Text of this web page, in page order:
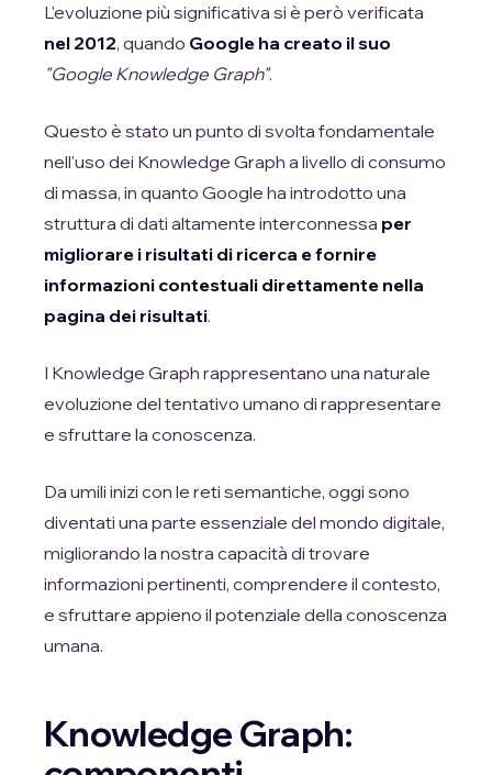
L'evoluzione più significativa si è però verificata
nel 2012, quando Google ha creato il suo
"Google Knowledge Graph".
Questo è stato un punto di svolta fondamentale
nell'uso dei Knowledge Graph a livello di consumo
di massa, in quanto Google ha introdotto una
struttura di dati altamente interconnessa per
migliorare i risultati di ricerca e fornire
informazioni contestuali direttamente nella
pagina dei risultati.
I Knowledge Graph rappresentano una naturale
evoluzione del tentativo umano di rappresentare
e sfruttare la conoscenza.
Da umili inizi con le reti semantiche, oggi sono
diventati una parte essenziale del mondo digitale,
migliorando la nostra capacità di trovare
informazioni pertinenti, comprendere il contesto,
e sfruttare appieno il potenziale della conoscenza
umana.
Knowledge Graph: